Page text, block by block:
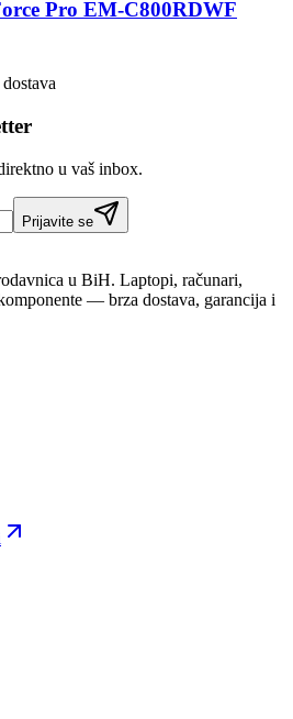
Pro EM-C800RDWF
u vaš inbox.
Prijavite se
u BiH. Laptopi, računari,
— brza dostava, garancija i